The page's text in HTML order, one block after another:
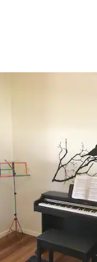
la base de 193